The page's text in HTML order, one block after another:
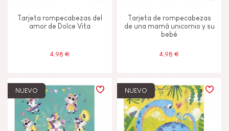
Tarjeta rompecabezas del
amor de Dolce Vita
4,98 €
Tarjeta de rompecabezas
de una mamá unicornio y su
bebé
4,98 €
NUEVO NUEVO